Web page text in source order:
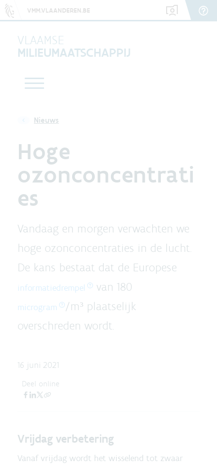
VMM.VLAANDEREN.BE
VLAAMSE
MILIEUMAATSCHAPPIJ
Nieuws
Hoge
ozonconcentrati
es
Vandaag en morgen verwachten we
hoge ozonconcentraties in de lucht.
De kans bestaat dat de Europese
informatiedrempel van 180
microgram
/m³ plaatselijk
overschreden wordt.
16 juni 2021
Deel online
Vrijdag verbetering
Vanaf vrijdag wordt het wisselend tot zwaar